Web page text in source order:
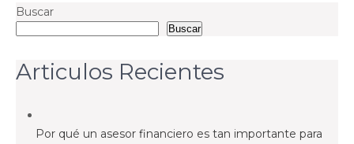
Buscar
Buscar
Articulos Recientes
Por qué un asesor financiero es tan importante para